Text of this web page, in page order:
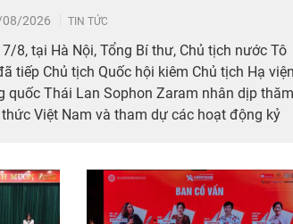
2026 TIN TỨC
7/8, tại Hà Nội, Tổng Bí thư, Chủ tịch nước Tô
tiếp Chủ tịch Quốc hội kiêm Chủ tịch Hạ viện
quốc Thái Lan Sophon Zaram nhân dịp thăm
Việt Nam và tham dự các hoạt động kỷ